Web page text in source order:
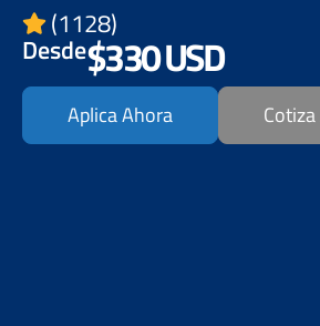
(1128)
Desde$330 USD
Aplica Ahora